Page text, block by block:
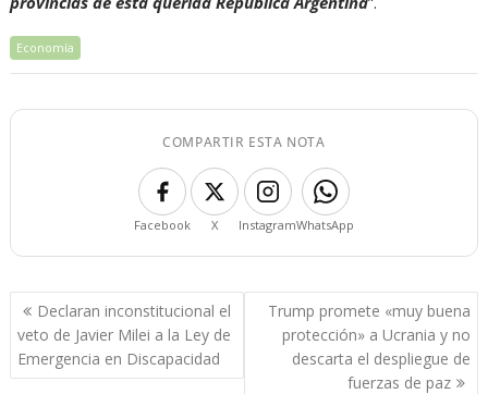
Economía
COMPARTIR ESTA NOTA
Facebook X InstagramWhatsApp
Navegación
de
entradas
Declaran inconstitucional el
veto de Javier Milei a la Ley de
Emergencia en Discapacidad
Trump promete «muy buena
protección» a Ucrania y no
descarta el despliegue de
fuerzas de paz